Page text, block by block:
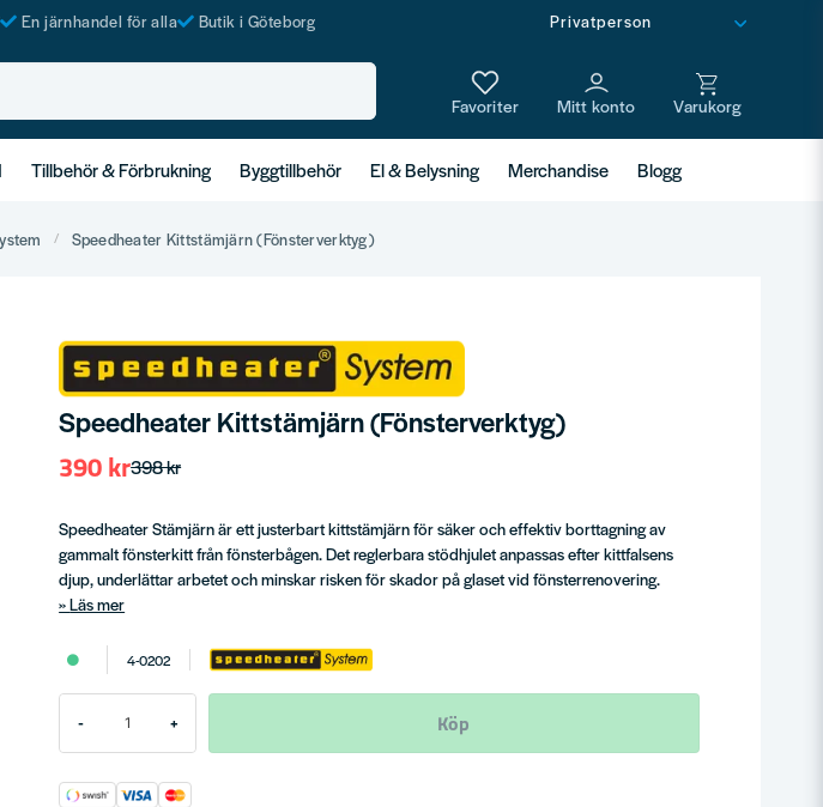
En järnhandel för alla Butik i Göteborg
Tillbehör & Förbrukning Byggtillbehör El & Belysning Merchandise Blogg
Speedheater Kittstämjärn (Fönsterverktyg)
Speedheater Kittstämjärn (Fönsterverktyg)
398 kr
390 kr
Speedheater Stämjärn är ett justerbart kittstämjärn för säker och effektiv borttagning av
gammalt fönsterkitt från fönsterbågen. Det reglerbara stödhjulet anpassas efter kittfalsens
djup, underlättar arbetet och minskar risken för skador på glaset vid fönsterrenovering.
Läs mer
4-0202
- + Köp